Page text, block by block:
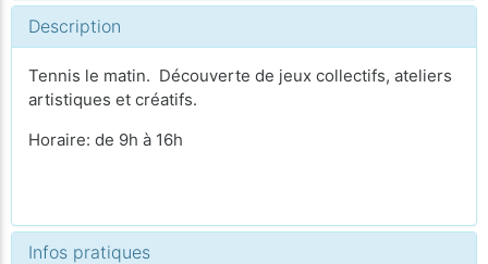
Description
Tennis le matin. Découverte de jeux collectifs, ateliers
artistiques et créatifs.
Horaire: de 9h à 16h
Infos pratiques